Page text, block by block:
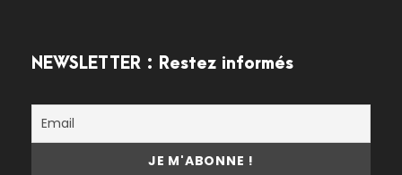
NEWSLETTER : Restez informés